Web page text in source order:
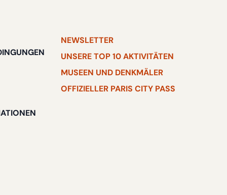
NEWSLETTER
UNSERE TOP 10 AKTIVITÄTEN
MUSEEN UND DENKMÄLER
OFFIZIELLER PARIS CITY PASS